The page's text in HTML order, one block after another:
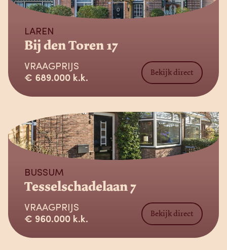
LAREN
Bij den Toren 17
VRAAGPRIJS
€ 689.000 k.k.
Bekijk direct
Verkocht
BUSSUM
Tesselschadelaan 7
VRAAGPRIJS
€ 960.000 k.k.
Bekijk direct